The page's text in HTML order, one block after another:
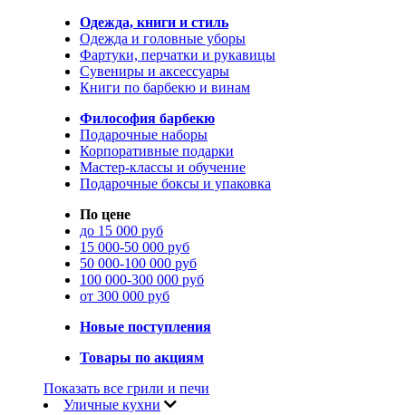
Одежда, книги и стиль
Одежда и головные уборы
Фартуки, перчатки и рукавицы
Сувениры и аксессуары
Книги по барбекю и винам
Философия барбекю
Подарочные наборы
Корпоративные подарки
Мастер-классы и обучение
Подарочные боксы и упаковка
По цене
до 15 000 руб
15 000-50 000 руб
50 000-100 000 руб
100 000-300 000 руб
от 300 000 руб
Новые поступления
Товары по акциям
Показать все грили и печи
Уличные кухни